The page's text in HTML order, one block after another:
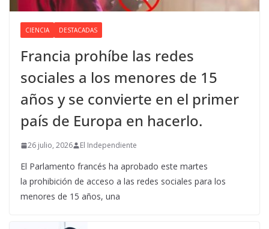
CIENCIA DESTACADAS
Francia prohíbe las redes
sociales a los menores de 15
años y se convierte en el primer
país de Europa en hacerlo.
26 julio, 2026 El Independiente
El Parlamento francés ha aprobado este martes
la prohibición de acceso a las redes sociales para los
menores de 15 años, una